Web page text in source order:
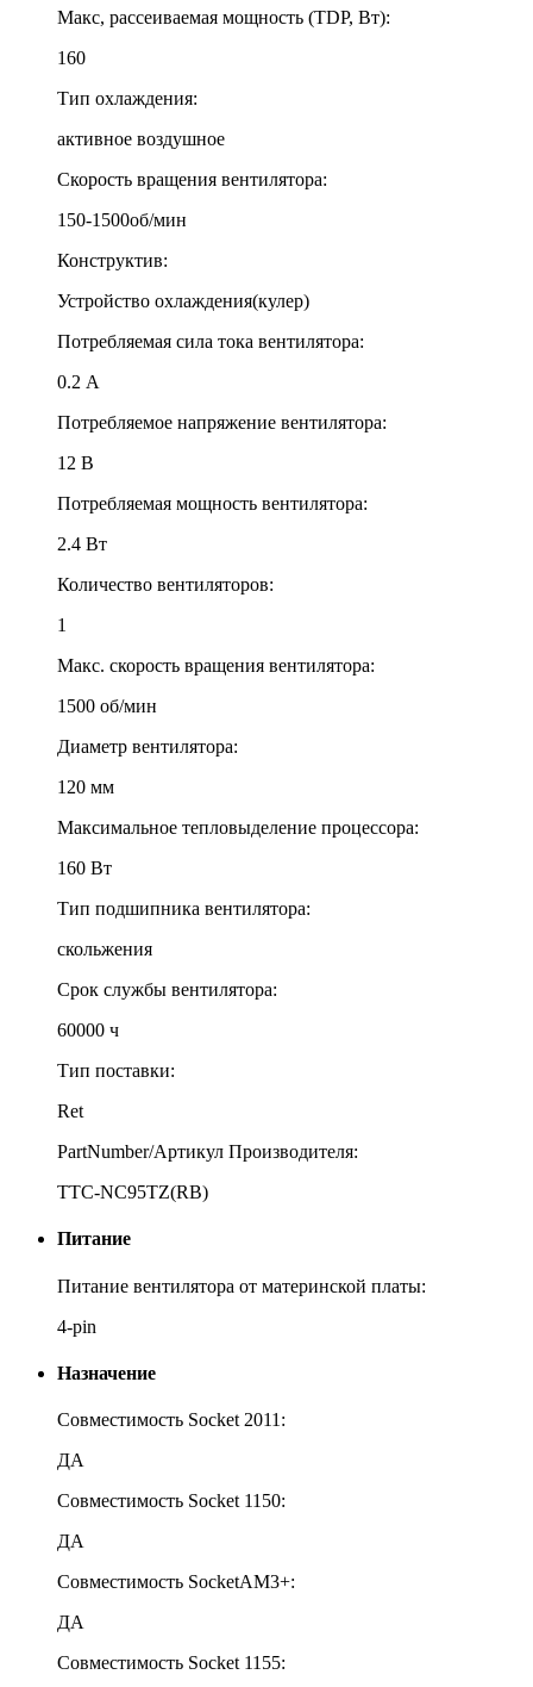
Макс, рассеиваемая мощность (TDP, Вт):
160
Тип охлаждения:
активное воздушное
Скорость вращения вентилятора:
150-1500об/мин
Конструктив:
Устройство охлаждения(кулер)
Потребляемая сила тока вентилятора:
0.2 A
Потребляемое напряжение вентилятора:
12 В
Потребляемая мощность вентилятора:
2.4 Вт
Количество вентиляторов:
1
Макс. скорость вращения вентилятора:
1500 об/мин
Диаметр вентилятора:
120 мм
Максимальное тепловыделение процессора:
160 Вт
Тип подшипника вентилятора:
скольжения
Срок службы вентилятора:
60000 ч
Тип поставки:
Ret
PartNumber/Артикул Производителя:
TTC-NC95TZ(RB)
Питание
Питание вентилятора от материнской платы:
4-pin
Назначение
Совместимость Socket 2011:
ДА
Совместимость Socket 1150:
ДА
Совместимость SocketAM3+:
ДА
Совместимость Socket 1155: